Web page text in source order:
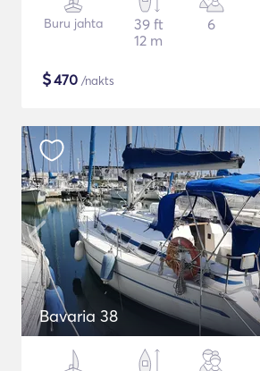
Buru jahta
39 ft
12 m
6
$470 /nakts
Bavaria 38